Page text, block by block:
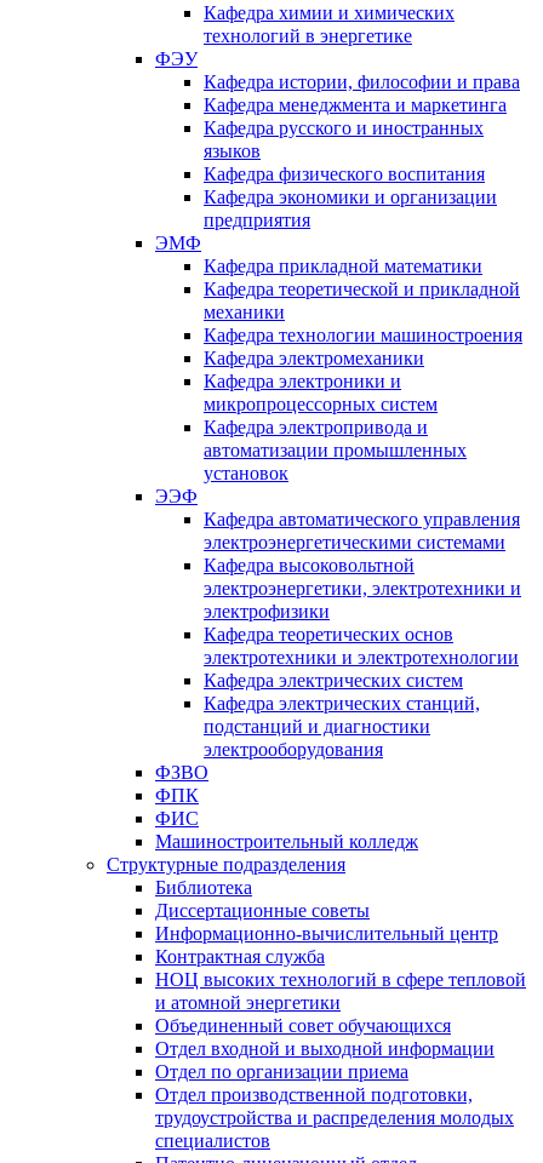
Кафедра химии и химических
технологий в энергетике
ФЭУ
Кафедра истории, философии и права
Кафедра менеджмента и маркетинга
Кафедра русского и иностранных
языков
Кафедра физического воспитания
Кафедра экономики и организации
предприятия
ЭМФ
Кафедра прикладной математики
Кафедра теоретической и прикладной
механики
Кафедра технологии машиностроения
Кафедра электромеханики
Кафедра электроники и
микропроцессорных систем
Кафедра электропривода и
автоматизации промышленных
установок
ЭЭФ
Кафедра автоматического управления
электроэнергетическими системами
Кафедра высоковольтной
электроэнергетики, электротехники и
электрофизики
Кафедра теоретических основ
электротехники и электротехнологии
Кафедра электрических систем
Кафедра электрических станций,
подстанций и диагностики
электрооборудования
ФЗВО
ФПК
ФИС
Машиностроительный колледж
Структурные подразделения
Библиотека
Диссертационные советы
Информационно-вычислительный центр
Контрактная служба
НОЦ высоких технологий в сфере тепловой
и атомной энергетики
Объединенный совет обучающихся
Отдел входной и выходной информации
Отдел по организации приема
Отдел производственной подготовки,
трудоустройства и распределения молодых
специалистов